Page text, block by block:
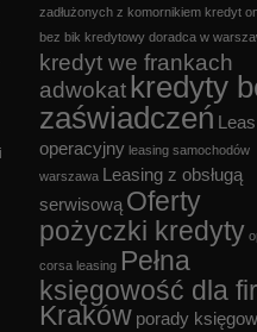
zadłużonych z komornikiem kredyt
bez bik kredytowy doradca w
kredyt we frankach
adwokatkredyty
zaświadczeń
operacyjny leasing samochodów
warszawa
Leasing z obsługą
serwisową Oferty
pożyczki kredyty
corsa leasing Pełna
księgowość dla
Kraków porady